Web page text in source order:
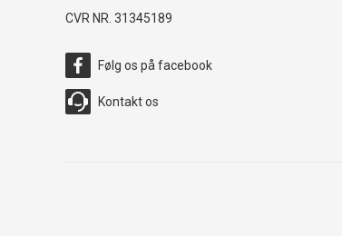
CVR NR. 31345189
Følg os på facebook
Kontakt os